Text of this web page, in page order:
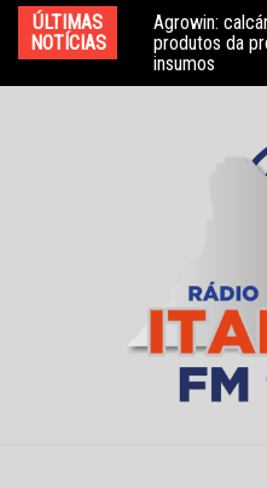
para
conteúdo
ÚLTIMAS
NOTÍCIAS
do Conselho
Agrowin:
produtos da
insumos